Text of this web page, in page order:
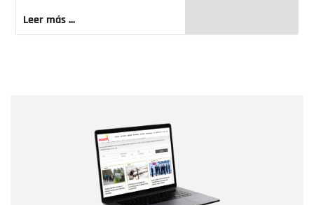
Leer más ...
Correo electrónico